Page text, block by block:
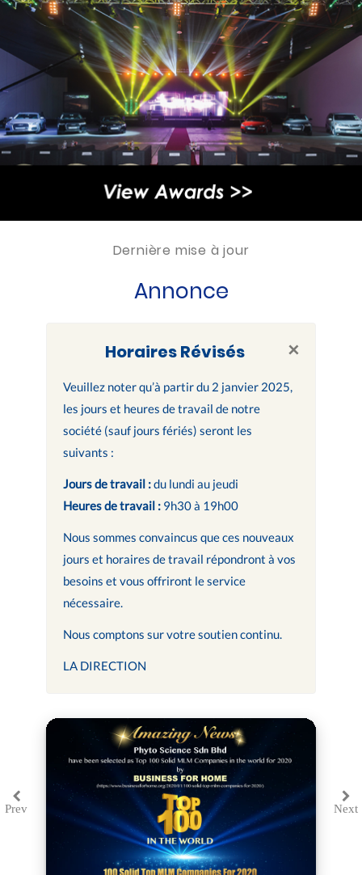
Dernière mise à jour
Annonce
×
Horaires Révisés
Veuillez noter qu’à partir du 2 janvier 2025,
les jours et heures de travail de notre
société (sauf jours fériés) seront les
suivants :
Jours de travail :du lundi au jeudi
Heures de travail :9h30 à 19h00
Nous sommes convaincus que ces nouveaux
jours et horaires de travail répondront à vos
besoins et vous offriront le service
nécessaire.
Nous comptons sur votre soutien continu.
LA DIRECTION
PrevPrevious Next